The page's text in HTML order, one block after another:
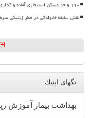
۱۹۰ واحد مسکن استیجاری آماده واگذاری به زوج های جوان است
نقش سابقه خانوادگی در خطر ژنتیکی
تگهای اپتیك
بهداشت بیمار آموزش